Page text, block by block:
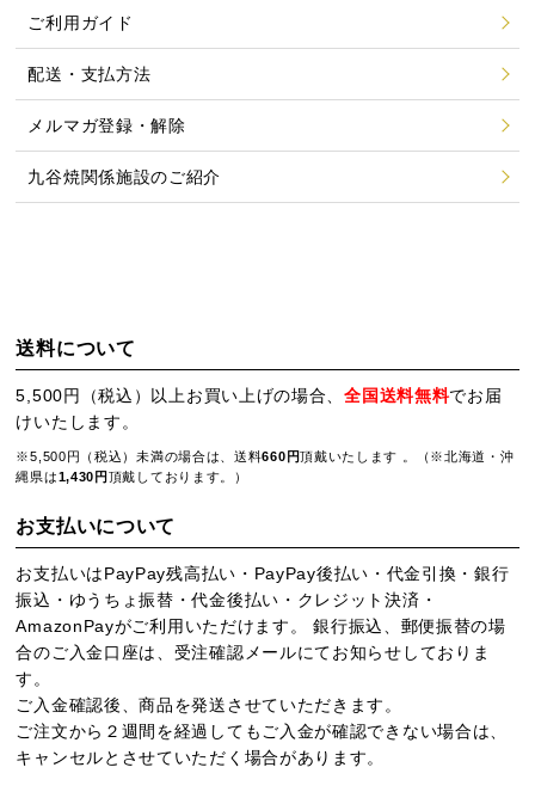
ご利用ガイド
配送・支払方法
メルマガ登録・解除
九谷焼関係施設のご紹介
送料について
5,500円（税込）以上お買い上げの場合、全国送料無料でお届
けいたします。
※5,500円（税込）未満の場合は、送料660円頂戴いたします 。（※北海道・沖
縄県は1,430円 頂戴しております。）
お支払いについて
お支払いはPayPay残高払い・PayPay後払い・代金引換・銀行
振込・ゆうちょ振替・代金後払い・クレジット決済・
AmazonPayがご利用いただけます。 銀行振込、郵便振替の場
合のご入金口座は、受注確認メールにてお知らせしておりま
す。
ご入金確認後、商品を発送させていただきます。
ご注文から２週間を経過してもご入金が確認できない場合は、
キャンセルとさせていただく場合があります。